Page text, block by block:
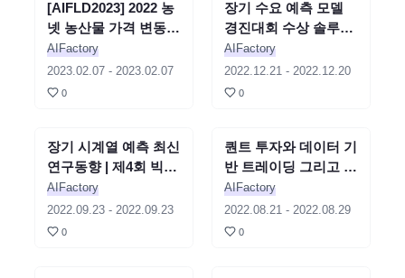
세미나 종료
[AIFLD2023] 2022 농
넷 농산물 가격 변동률
예측 대회 최우수상 솔
루션 소개 - 김승윤
AIFactory
2023.02.07- 2023.02.07
0
세미나 종료
장기 수요 예측 모델
경진대회 수상 솔루션
소개 | 제4회 빅스타 경
진대회 연계 세미나
AIFactory
2022.12.21- 2022.12.20
0
세미나 종료
장기 시계열 예측 최신
연구동향 | 제4회 빅스
타 경진대회 연계 세미
나
AIFactory
2022.09.23- 2022.09.23
0
세미나 종료
퀀트 투자와 데이터 기
반 트레이딩 그리고 인
공지능 | 2022 농넷 농
산물 가격 예측 AI 경
진대회 연계 세미나
AIFactory
2022.08.21- 2022.08.29
0